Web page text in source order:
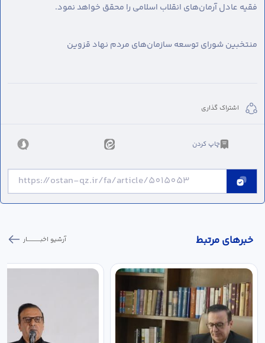
فقیه عادل آرمان‌های انقلاب اسلامی را محقق خواهد نمود.
منتخبین شورای توسعه سازمان‌های مردم نهاد قزوین
اشتراک گذاری
چاپ کردن
خبر‌های مرتبط آرشیو اخبـــــــــــار